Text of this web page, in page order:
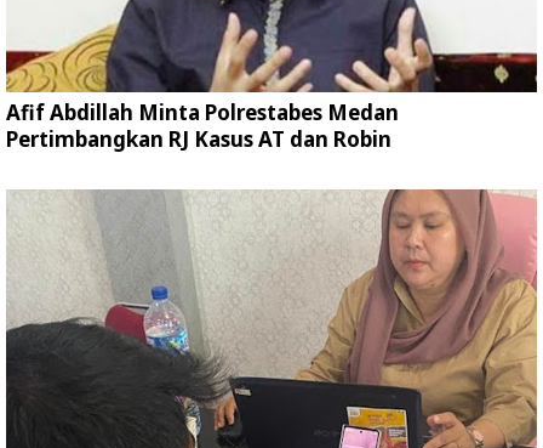
Afif Abdillah Minta Polrestabes Medan
Pertimbangkan RJ Kasus AT dan Robin